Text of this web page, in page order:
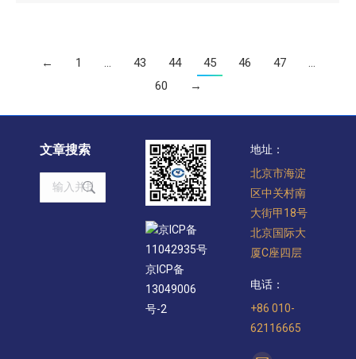
← 1 … 43 44 45 46 47
…
60
→
文章搜索
Search:
京ICP备
11042935号
京ICP备
13049006
号-2
地址：
北京市海淀
区中关村南
大街甲18号
北京国际大
厦C座四层
电话：
+86 010-
62116665